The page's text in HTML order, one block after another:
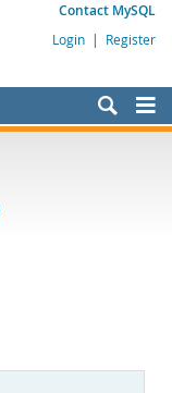
Contact MySQL
Login | Register